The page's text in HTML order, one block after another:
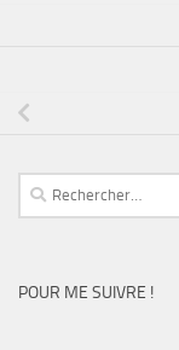
Rechercher :
POUR ME SUIVRE !